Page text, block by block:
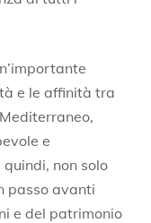
e le affinità tra
e
non solo
passo avanti
e del patrimonio